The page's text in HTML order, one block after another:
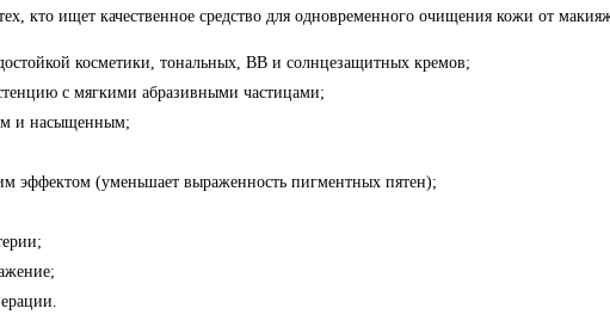
кто ищет качественное средство для одновременного очищения кожи от
косметики, тональных, ВВ и солнцезащитных кремов;
с мягкими абразивными частицами;
и насыщенным;
эффектом (уменьшает выраженность пигментных пятен);